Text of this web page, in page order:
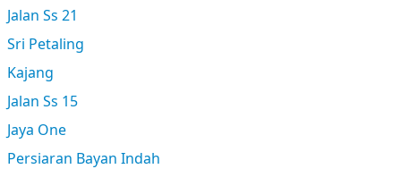
Jalan Ss 21
Sri Petaling
Kajang
Jalan Ss 15
Jaya One
Persiaran Bayan Indah